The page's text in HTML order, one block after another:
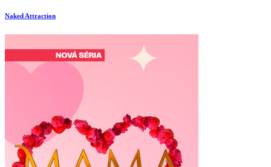
Naked Attraction